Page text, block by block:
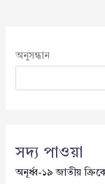
অনুসন্ধান
সদ্য পাওয়া
অনূর্ধ্ব-১৯ জাতীয়